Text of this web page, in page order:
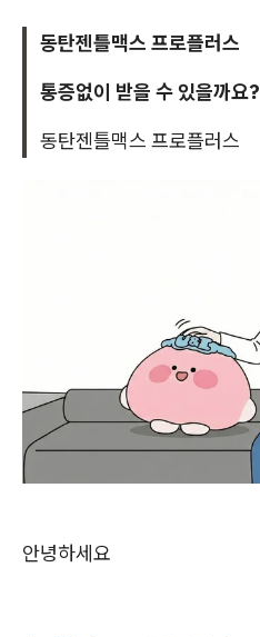
동탄젠틀맥스 프로플러스
통증없이 받을 수 있을까요?
동탄젠틀맥스 프로플러스
안녕하세요